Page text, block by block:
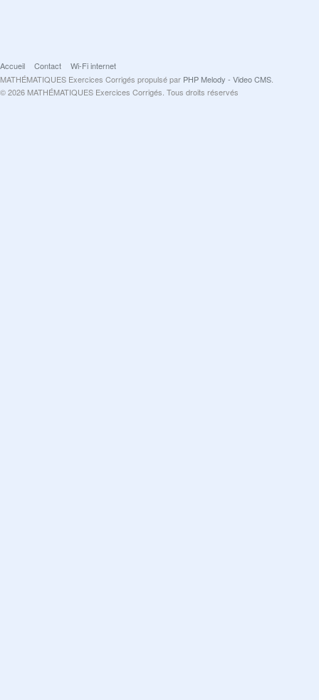
Accueil Contact
Wi-Fi internet
MATHÉMATIQUES Exercices Corrigés propulsé par PHP Melody - Video CMS
© 2026 MATHÉMATIQUES Exercices Corrigés. Tous droits réservés